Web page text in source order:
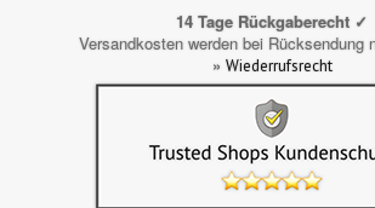
14 Tage Rückgaberecht ✓
Versandkosten werden bei Rücksendung
» Wiederrufsrecht